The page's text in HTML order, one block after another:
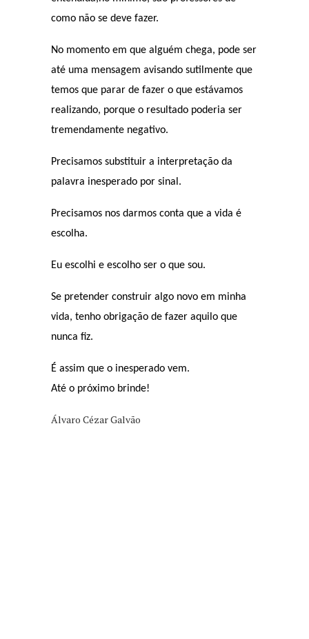
como não se deve fazer.
No momento em que alguém chega, pode ser
até uma mensagem avisando sutilmente que
temos que parar de fazer o que estávamos
realizando, porque o resultado poderia ser
tremendamente negativo.
Precisamos substituir a interpretação da
palavra inesperado por sinal.
Precisamos nos darmos conta que a vida é
escolha.
Eu escolhi e escolho ser o que sou.
Se pretender construir algo novo em minha
vida, tenho obrigação de fazer aquilo que
nunca fiz.
É assim que o inesperado vem.
Até o próximo brinde!
Álvaro Cézar Galvão